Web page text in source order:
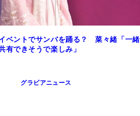
ベントでサンバを踊る？ 菜々緒「一緒
有できそうで楽しみ」
グラビアニュース